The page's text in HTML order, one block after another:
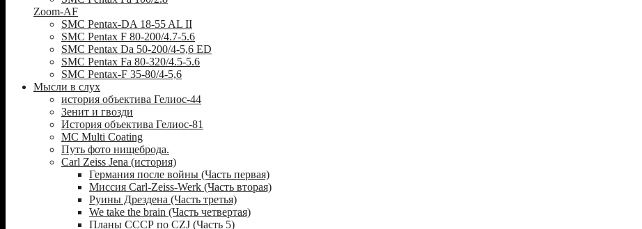
Zoom-AF
SMC Pentax-DA 18-55 AL II
SMC Pentax F 80-200/4.7-5.6
SMC Pentax Da 50-200/4-5,6 ED
SMC Pentax Fa 80-320/4.5-5.6
SMC Pentax-F 35-80/4-5,6
Мысли в слух
история объектива Гелиос-44
Зенит и гвозди
История объектива Гелиос-81
MC Multi Coating
Путь фото нищеброда.
Carl Zeiss Jena (история)
Германия после войны (Часть первая)
Миссия Carl-Zeiss-Werk (Часть вторая)
Руины Дрездена (Часть третья)
We take the brain (Часть четвертая)
Планы СССР по CZJ (Часть 5)